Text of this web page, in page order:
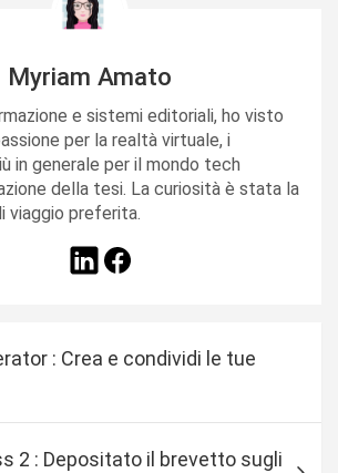
Myriam Amato
e sistemi editoriali, ho visto
per la realtà virtuale, i
in generale per il mondo tech
della tesi. La curiosità è stata la
viaggio preferita.
: Crea e condividi le tue
2 : Depositato il brevetto sugli